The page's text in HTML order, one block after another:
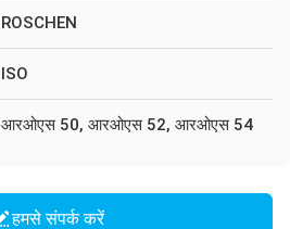
ROSCHEN
ISO
आरओएस 50, आरओएस 52, आरओएस 54
हमसे संपर्क करें